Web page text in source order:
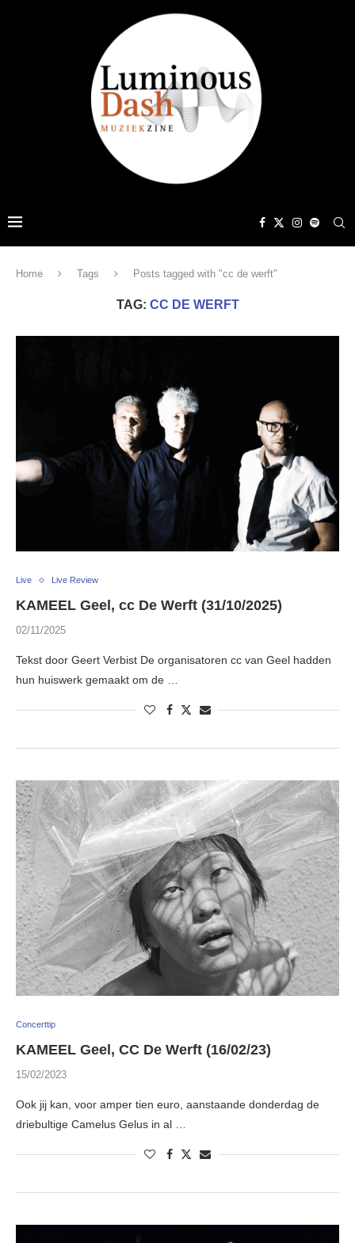
Home Tags Posts tagged with "cc de werft"
TAG: CC DE WERFT
Live Live Review
KAMEEL Geel, cc De Werft (31/10/2025)
02/11/2025
Tekst door Geert Verbist De organisatoren cc van Geel hadden
hun huiswerk gemaakt om de …
Concerttip
KAMEEL Geel, CC De Werft (16/02/23)
15/02/2023
Ook jij kan, voor amper tien euro, aanstaande donderdag de
driebultige Camelus Gelus in al …